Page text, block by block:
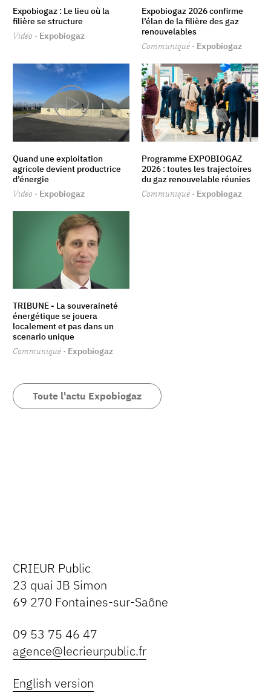
Expobiogaz : Le lieu où la
filière se structure
Vidéo · Expobiogaz
Expobiogaz 2026 confirme
l’élan de la filière des gaz
renouvelables
Communiqué · Expobiogaz
Quand une exploitation
agricole devient productrice
d’énergie
Vidéo · Expobiogaz
Programme EXPOBIOGAZ
2026 : toutes les trajectoires
du gaz renouvelable réunies
Communiqué · Expobiogaz
TRIBUNE - La souveraineté
énergétique se jouera
localement et pas dans un
scenario unique
Communiqué · Expobiogaz
Toute l'actu Expobiogaz
CRIEUR Public
23 quai JB Simon
69 270 Fontaines-sur-Saône
09 53 75 46 47
agence@lecrieurpublic.fr
English version